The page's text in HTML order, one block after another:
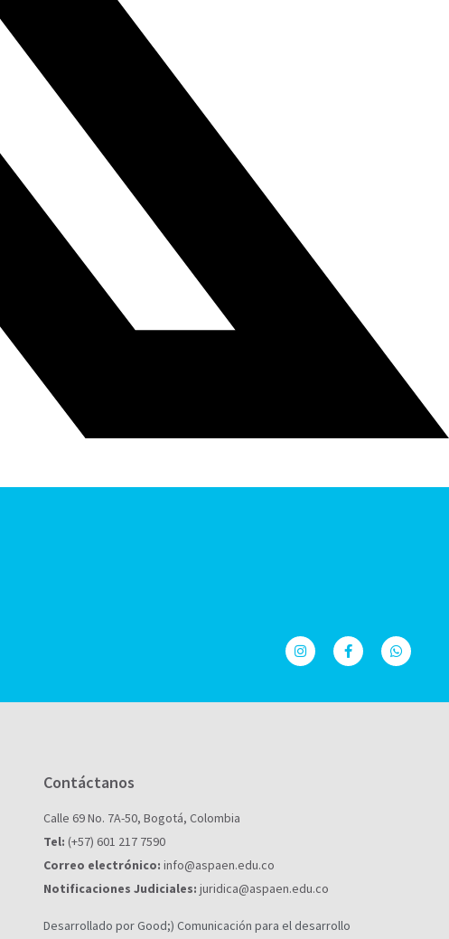
Contáctanos
Calle 69 No. 7A-50, Bogotá, Colombia
Tel: (+57) 601 217 7590
Correo electrónico: info@aspaen.edu.co
Notificaciones Judiciales: juridica@aspaen.edu.co
Desarrollado por Good;) Comunicación para el desarrollo